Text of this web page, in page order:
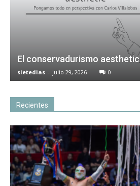
El conservadurismo aesthetic
sietedias - julio 29, 2026 0
Recientes